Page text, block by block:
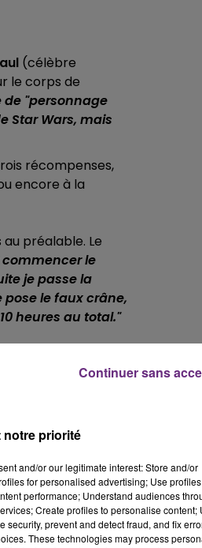
(célèbre
le corps de
de "personnage
Star Wars, mais
récompenses,
encore à la
préalable. Le
commencer le
je passe la
le faux crâne,
heures au total."
notre priorité
and/or our legitimate interest: Store and/or
for personalised advertising; Use
performance; Understand audiences
Create profiles to personalise content;
prevent and detect fraud, and fix
These technologies may process
Continuer sans